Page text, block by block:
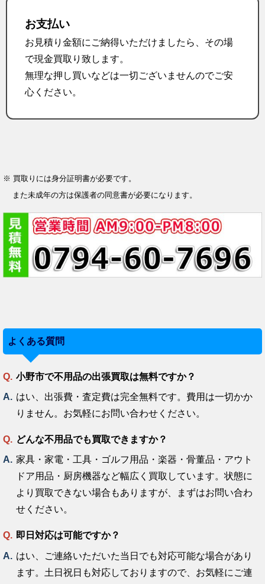
お支払い
お見積り金額にご納得いただけましたら、その場
で現金買取り致します。
無理な押し買いなどは一切ございませんのでご安
心ください。
※ 買取りには身分証明書が必要です。
また未成年の方は保護者の同意書が必要になります。
よくある質問
小野市で不用品の出張買取は無料ですか？
はい、出張費・査定費は完全無料です。費用は一切かか
りません。お気軽にお問い合わせください。
どんな不用品でも買取できますか？
家具・家電・工具・ゴルフ用品・楽器・骨董品・アウト
ドア用品・厨房機器など幅広く買取しています。状態に
より買取できない場合もありますが、まずはお問い合わ
せください。
即日対応は可能ですか？
はい、ご連絡いただいた当日でも対応可能な場合があり
ます。土日祝日も対応しておりますので、お気軽にご連